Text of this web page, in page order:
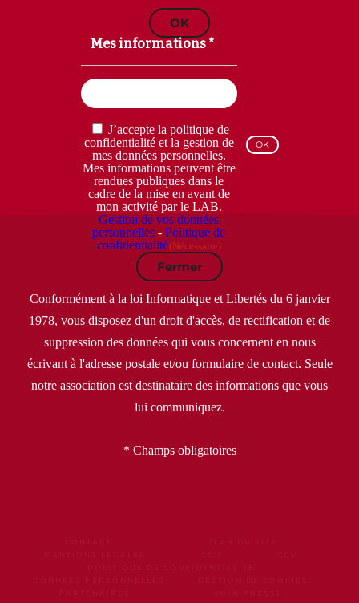
OK
Mes informations *
RGPD
(Nécessaire)
J’accepte la politique de
confidentialité et la gestion de
mes données personnelles.
Mes informations peuvent être
rendues publiques dans le
cadre de la mise en avant de
mon activité par le LAB.
Gestion de vos données
personnelles -Politique de
confidentialité(Nécessaire)
Fermer
Conformément à la loi Informatique et Libertés du 6 janvier
1978, vous disposez d'un droit d'accès, de rectification et de
suppression des données qui vous concernent en nous
écrivant à l'adresse postale et/ou formulaire de contact. Seule
notre association est destinataire des informations que vous
lui communiquez.
* Champs obligatoires